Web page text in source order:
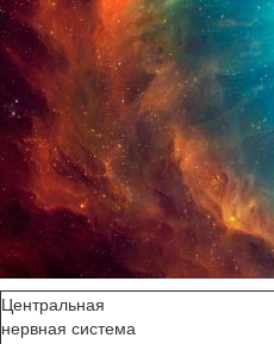
Центральная
нервная система